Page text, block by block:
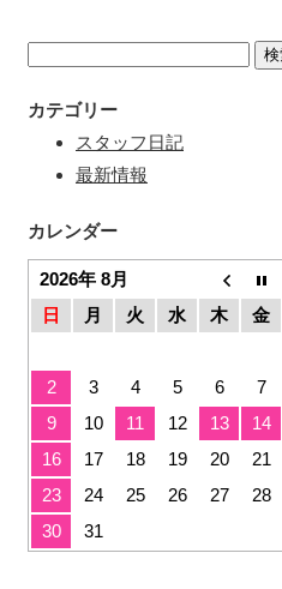
カテゴリー
スタッフ日記
最新情報
カレンダー
2026年 8月
日
月 火 水 木 金
2
3 4 5 6 7
9
10 11 12 13 14
16
17 18 19 20 21
23
24 25 26 27 28
30
31